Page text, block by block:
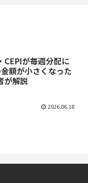
CEPIが毎週分配に
額が小さくなった
が解説
2026.06.18